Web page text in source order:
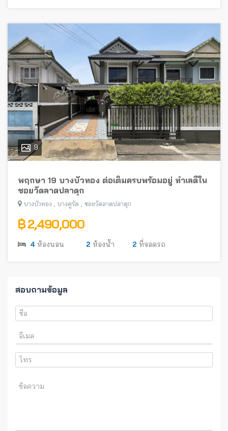
9
พฤกษา 19 บางบัวทอง ต่อเติมครบพร้อมอยู่ ทำเลดีใน
ซอยวัดลาดปลาดุก
บางบัวทอง บางคูรัด ซอยวัดลาดปลาดุก
฿ 2,490,000
4 ห้องนอน 2 ห้องน้ำ 2 ที่จอดรถ
สอบถามข้อมูล